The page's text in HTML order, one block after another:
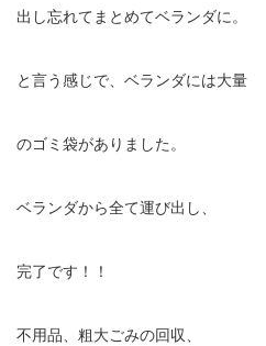
出し忘れてまとめてベランダに。
と言う感じで、ベランダには大量
のゴミ袋がありました。
ベランダから全て運び出し、
完了です！！
不用品、粗大ごみの回収、